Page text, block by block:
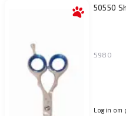
50550
5980
Login